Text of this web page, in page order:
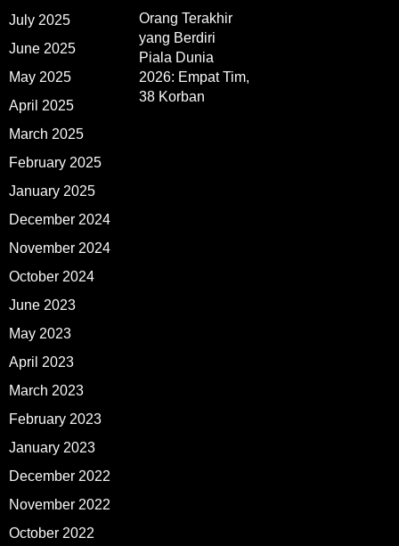
July 2025
June 2025
May 2025
April 2025
March 2025
February 2025
January 2025
December 2024
November 2024
October 2024
June 2023
May 2023
April 2023
March 2023
February 2023
January 2023
December 2022
November 2022
October 2022
Orang Terakhir
yang Berdiri
Piala Dunia
2026: Empat Tim,
38 Korban